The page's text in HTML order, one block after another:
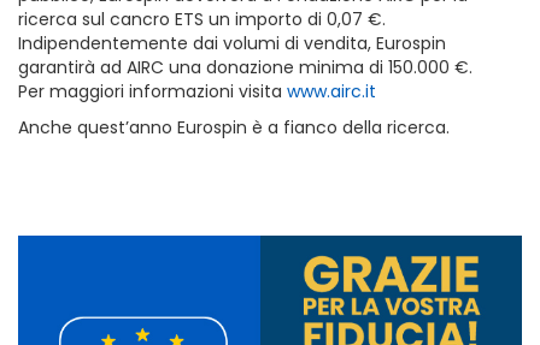
ricerca sul cancro ETS un importo di 0,07 €.
Indipendentemente dai volumi di vendita, Eurospin
garantirà ad AIRC una donazione minima di 150.000 €.
Per maggiori informazioni visita www.airc.it
Anche quest’anno Eurospin è a fianco della ricerca.